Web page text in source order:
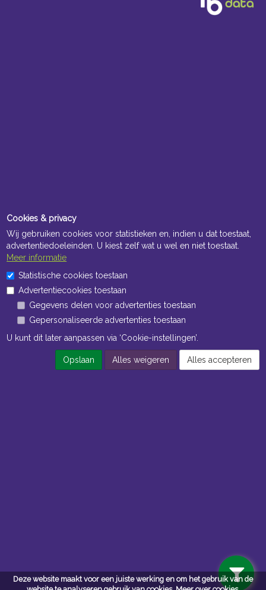
Deze website maakt voor een juiste werking en om het gebruik van de
Privacy
Cookies & privacy
Wij gebruiken cookies voor statistieken en, indien u dat toestaat,
advertentiedoeleinden. U kiest zelf wat u wel en niet toestaat.
Meer informatie
Statistische cookies toestaan
Advertentiecookies toestaan
Gegevens delen voor advertenties toestaan
Gepersonaliseerde advertenties toestaan
U kunt dit later aanpassen via ‘Cookie-instellingen’.
Opslaan Alles weigeren Alles accepteren